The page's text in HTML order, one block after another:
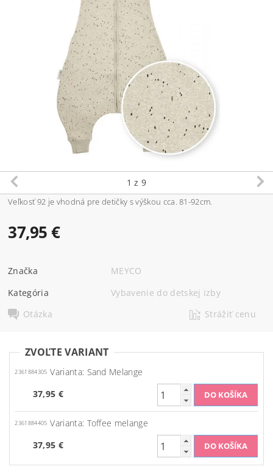
1 z 9
Veľkosť 92 je vhodná pre detičky s výškou cca. 81-92cm.
37,95 €
Značka
MEYCO
Kategória
Vybavenie do detskej izby
Otázka
Strážiť cenu
ZVOĽTE VARIANT
2361884305 Varianta: Sand Melange
37,95 €
2361884405 Varianta: Toffee melange
37,95 €